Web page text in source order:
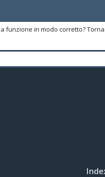
funzione in modo corretto?